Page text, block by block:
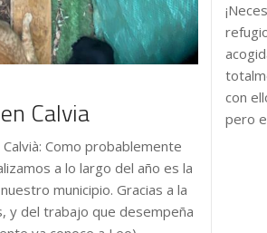
Calvia
Como probablemente
a lo largo del año es la
municipio. Gracias a la
y del trabajo que desempeña
con
pero